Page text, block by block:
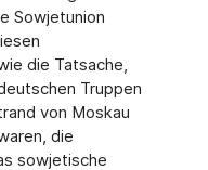
Sowjetunion
die Tatsache,
Truppen
von Moskau
die
sowjetische